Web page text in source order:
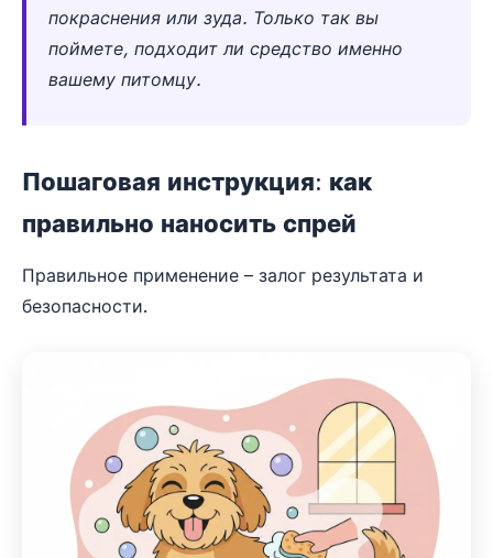
покраснения или зуда. Только так вы
поймете, подходит ли средство именно
вашему питомцу.
Пошаговая инструкция: как
правильно наносить спрей
Правильное применение – залог результата и
безопасности.